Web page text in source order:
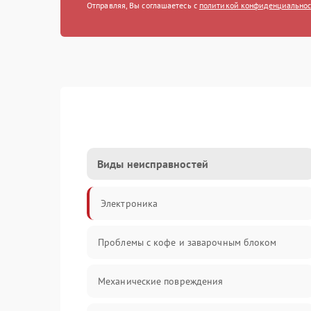
Отправляя, Вы соглашаетесь с политикой
Виды неисправностей
Электроника
Проблемы с кофе и заварочным блоком
Механические повреждения